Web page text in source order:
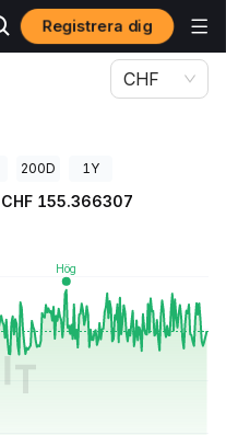
Registrera dig
CHF
200D 1Y
CHF 155.366307